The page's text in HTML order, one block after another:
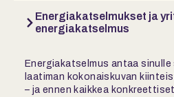
Energiakatselmukset ja
energiakatselmus
Energiakatselmus antaa
laatiman kokonaiskuvan
– ja ennen kaikkea